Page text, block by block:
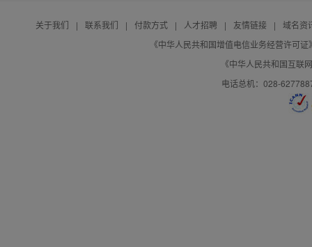
关于我们 | 联系我们 | 付款方式 | 人才招聘 | 友情链接 |
域名资
《中华人民共和国增值电信业务经营许可
《中华人民共和国互联
电话总机：028-